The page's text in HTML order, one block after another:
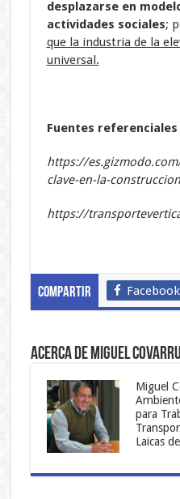
desplazarse en
actividades sociales;
que la industria de la
universal.
Fuentes referenciales
https://
clave-en-la-
https://
Compartir Facebook
Acerca de Miguel
Miguel
para
Laicas